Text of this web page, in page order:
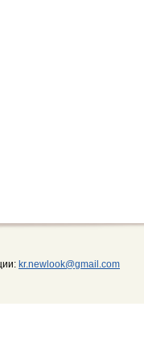
kr.newlook@gmail.com